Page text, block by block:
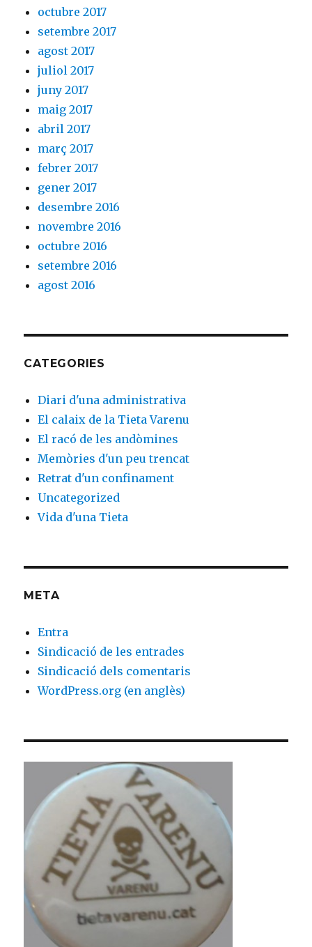
octubre 2017
setembre 2017
agost 2017
juliol 2017
juny 2017
maig 2017
abril 2017
març 2017
febrer 2017
gener 2017
desembre 2016
novembre 2016
octubre 2016
setembre 2016
agost 2016
CATEGORIES
Diari d'una administrativa
El calaix de la Tieta Varenu
El racó de les andòmines
Memòries d'un peu trencat
Retrat d'un confinament
Uncategorized
Vida d'una Tieta
META
Entra
Sindicació de les entrades
Sindicació dels comentaris
WordPress.org (en anglès)